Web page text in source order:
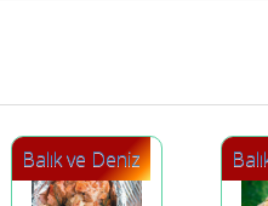
Balık ve Deniz